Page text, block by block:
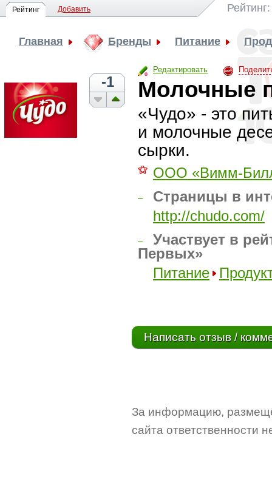
Рейтинг Добавить
Главная Бренды Питание
Редактировать
-1 Молочные
«Чудо» - это
и молочные
сырки.
⚝ ООО «Вимм-
–
Страницы в
http://chudo.com/
–
Участвует в
Первых»
Питание
Написать отзыв /
За информацию,
сайта ответственности